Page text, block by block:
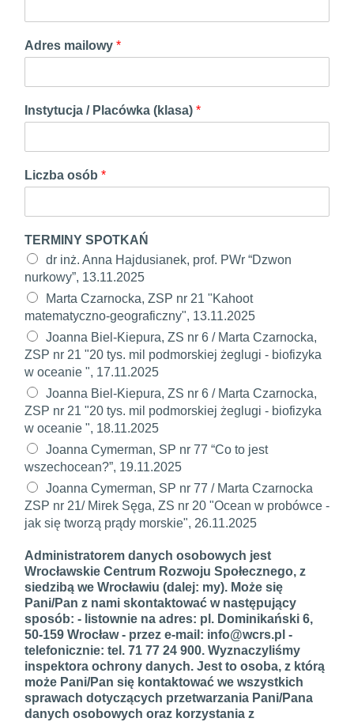
Adres mailowy *
Instytucja / Placówka (klasa) *
Liczba osób *
TERMINY SPOTKAŃ
dr inż. Anna Hajdusianek, prof. PWr “Dzwon
nurkowy”, 13.11.2025
Marta Czarnocka, ZSP nr 21 "Kahoot
matematyczno-geograficzny", 13.11.2025
Joanna Biel-Kiepura, ZS nr 6 / Marta Czarnocka,
ZSP nr 21 "20 tys. mil podmorskiej żeglugi - biofizyka
w oceanie ", 17.11.2025
Joanna Biel-Kiepura, ZS nr 6 / Marta Czarnocka,
ZSP nr 21 "20 tys. mil podmorskiej żeglugi - biofizyka
w oceanie ", 18.11.2025
Joanna Cymerman, SP nr 77 “Co to jest
wszechocean?”, 19.11.2025
Joanna Cymerman, SP nr 77 / Marta Czarnocka
ZSP nr 21/ Mirek Sęga, ZS nr 20 "Ocean w probówce -
jak się tworzą prądy morskie", 26.11.2025
Administratorem danych osobowych jest
Wrocławskie Centrum Rozwoju Społecznego, z
siedzibą we Wrocławiu (dalej: my). Może się
Pani/Pan z nami skontaktować w następujący
sposób: - listownie na adres: pl. Dominikański 6,
50-159 Wrocław - przez e-mail: info@wcrs.pl -
telefonicznie: tel. 71 77 24 900. Wyznaczyliśmy
inspektora ochrony danych. Jest to osoba, z którą
może Pani/Pan się kontaktować we wszystkich
sprawach dotyczących przetwarzania Pani/Pana
danych osobowych oraz korzystania z